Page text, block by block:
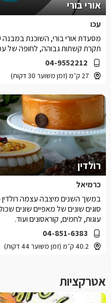
אורי בורי
עכו
04-9552212
27 ק״מ (זמן משוער 30 דקות)
מסעדת אורי בורי, השוכנת במבנה
תקרת קשתות גבוהה, לחופה של
רולדין
כרמיאל
04-851-6383
40.2 ק״מ (זמן משוער 44 דקות)
סוגים שונים של מאפיים שונים
עוגות, לחמים, קוראסונים ועוד.
אטרקציות